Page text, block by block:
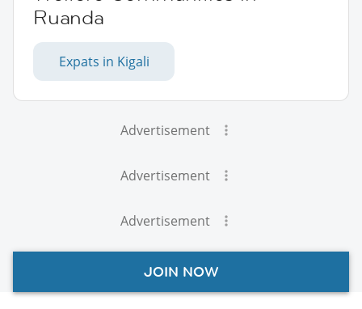
Ruanda
Expats in Kigali
Advertisement
Advertisement
Advertisement
JOIN NOW